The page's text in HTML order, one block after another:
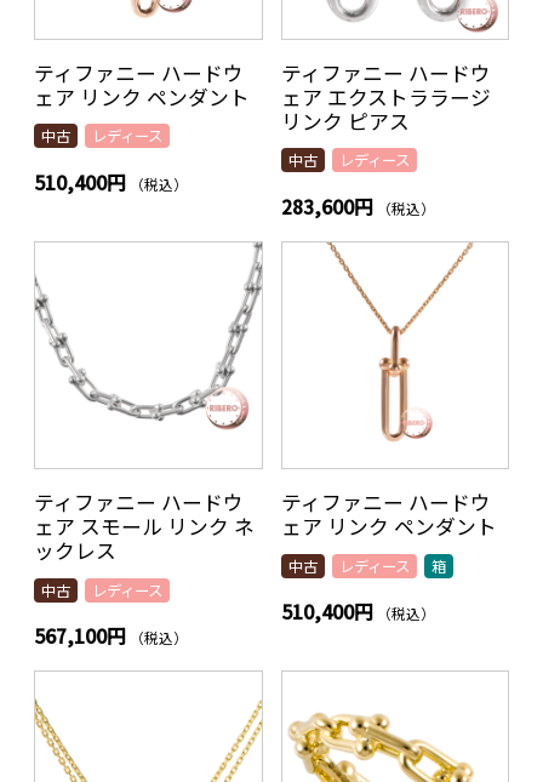
ティファニー ハードウ
ェア リンク ペンダント
中古 レディース
510,400円 （税込）
ティファニー ハードウ
ェア エクストララージ
リンク ピアス
中古 レディース
283,600円 （税込）
ティファニー ハードウ
ェア スモール リンク ネ
ックレス
中古 レディース
567,100円 （税込）
ティファニー ハードウ
ェア リンク ペンダント
中古 レディース 箱
510,400円 （税込）